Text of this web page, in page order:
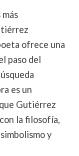
ofrece una
paso del
es un
Gutiérrez
la filosofía,
y